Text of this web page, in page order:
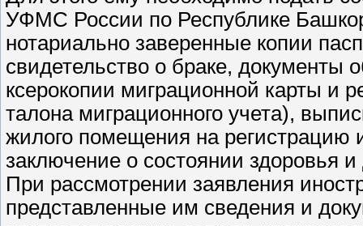
УФМС России по Республике
нотариально заверенные копии
свидетельство о браке, документы
ксерокопии миграционной карты и
талона миграционного учета),
жилого помещения на регистрацию
заключение о состоянии здоровья
При рассмотрении заявления
представленные им сведения и